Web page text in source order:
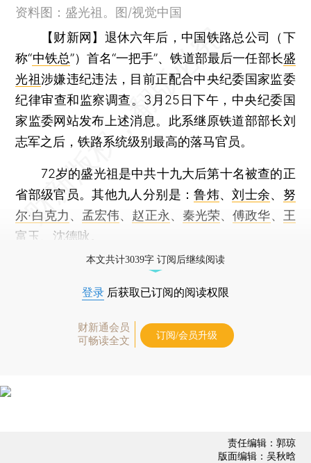
资料图：盛光祖。图/视觉中国
【财新网】 退休六年后，中国铁路总公司（下
称“中铁总”）首名“一把手”、铁道部最后一任部长盛
光祖涉嫌违纪违法，目前正配合中央纪委国家监委
纪律审查和监察调查。3月25日下午，中央纪委国
家监委网站发布上述消息。此系继原铁道部部长刘
志军之后，铁路系统级别最高的落马官员。
72岁的盛光祖是中共十九大后第十名被查的正
省部级官员。其他九人分别是：鲁炜、刘士余、 努
尔·白克力、 孟宏伟、 赵正永、 秦光荣、傅政华、 王
富玉
、沈德咏
本文共计3039字 订阅后继续阅读
登录 后获取已订阅的阅读权限
财新通会员
可畅读全文
订阅/会员升级
责任编辑：郭琼
版面编辑：吴秋晗